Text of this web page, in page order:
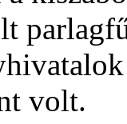
volt.